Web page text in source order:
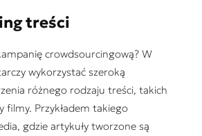
treści
crowdsourcingową? W
wykorzystać szeroką
różnego rodzaju treści, takich
filmy. Przykładem takiego
gdzie artykuły tworzone są